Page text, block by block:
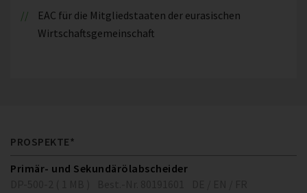
EAC für die Mitgliedstaaten der eurasischen
Wirtschaftsgemeinschaft
PROSPEKTE*
Primär- und Sekundärölabscheider